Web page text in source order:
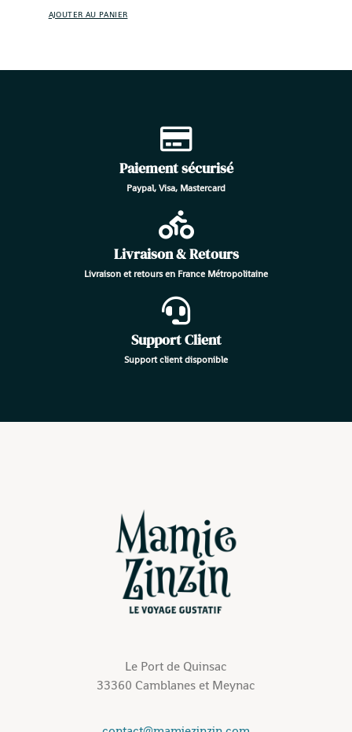
AJOUTER AU PANIER
Paiement sécurisé
Paypal, Visa, Mastercard
Livraison & Retours
Livraison et retours en France Métropolitaine
Support Client
Support client disponible
Le Port de Quinsac
33360 Camblanes et Meynac